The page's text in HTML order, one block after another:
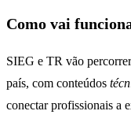
Como vai
SIEG e TR vão
país, com conteúdos
conectar profissionais a